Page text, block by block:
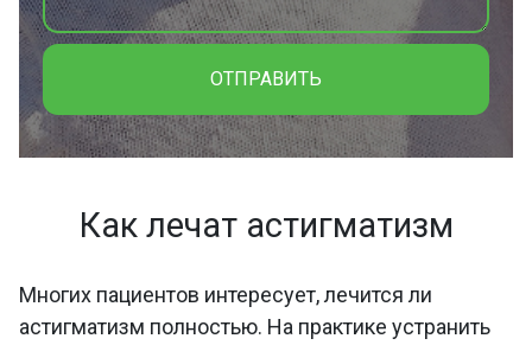
ОТПРАВИТЬ
Как лечат астигматизм
Многих пациентов интересует, лечится ли
астигматизм полностью. На практике устранить